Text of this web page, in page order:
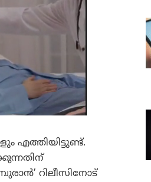
എത്തിയിട്ടുണ്ട്.
റിലീസിനോട്